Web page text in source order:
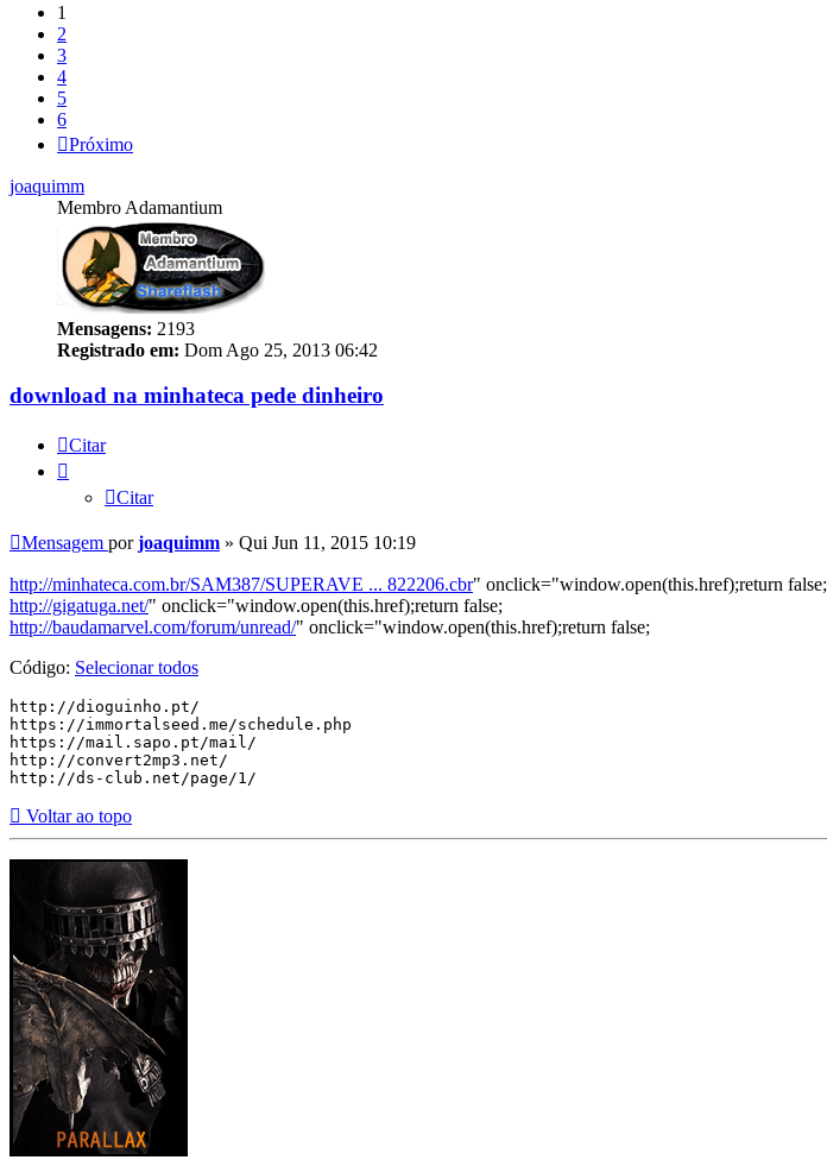
1
2
3
4
5
6
Próximo
joaquimm
Membro Adamantium
Mensagens: 2193
Registrado em: Dom Ago 25, 2013 06:42
download na minhateca pede dinheiro
Citar
Citar
Mensagem porjoaquimm » Qui Jun 11, 2015 10:19
http://minhateca.com.br/SAM387/SUPERAVE ... 822206.cbr" onclick="window.open(this.href);return false;
http://gigatuga.net/" onclick="window.open(this.href);return false;
http://baudamarvel.com/forum/unread/" onclick="window.open(this.href);return false;
Código: Selecionar todos
http://dioguinho.pt/
https://immortalseed.me/schedule.php
https://mail.sapo.pt/mail/
http://convert2mp3.net/
http://ds-club.net/page/1/
Voltar ao topo